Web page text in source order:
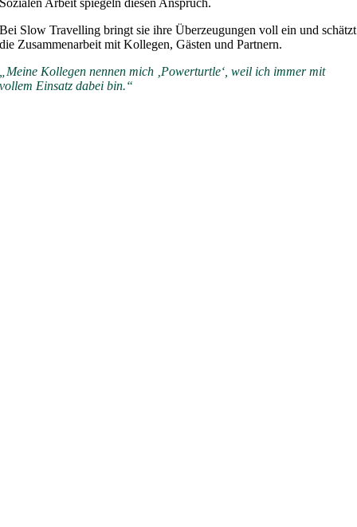
Sozialen Arbeit spiegeln diesen Anspruch.
Bei Slow Travelling bringt sie ihre Überzeugungen voll ein und schätzt
die Zusammenarbeit mit Kollegen, Gästen und Partnern.
„Meine Kollegen nennen mich ‚Powerturtle‘, weil ich immer mit
vollem Einsatz dabei bin.“